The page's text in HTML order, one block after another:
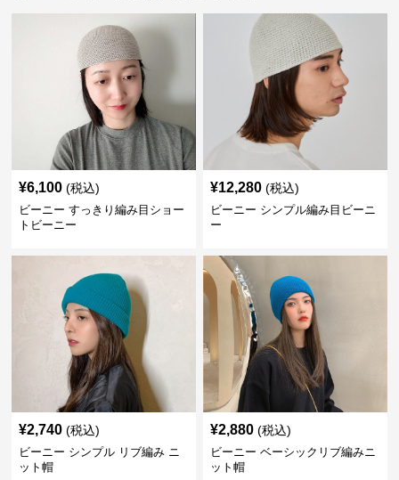
¥6,100 (税込)
ビーニー すっきり編み目ショー
トビーニー
¥12,280 (税込)
ビーニー シンプル編み目ビーニ
ー
¥2,740 (税込)
ビーニー シンプル リブ編み ニ
ット帽
¥2,880 (税込)
ビーニー ベーシックリブ編みニ
ット帽